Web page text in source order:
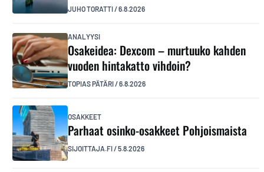
JUHO TORATTI/6.8.2026
ANALYYSI
Osakeidea: Dexcom – murtuuko kahden
vuoden hintakatto vihdoin?
TOPIAS PÄTÄRI/6.8.2026
OSAKKEET
Parhaat osinko-osakkeet Pohjoismaista
SIJOITTAJA.FI/5.8.2026